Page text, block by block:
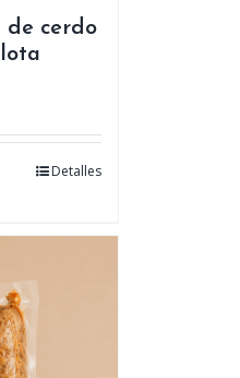
de cerdo
Detalles